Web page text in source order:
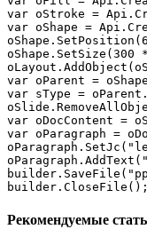
var oStroke =
var oShape =
var oParent =
var sType =
var oDocContent =
var oParagraph =
builder.CloseFile();
Рекомендуемые